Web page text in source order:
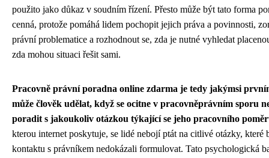
použito jako důkaz v soudním řízení. Přesto může být tato forma
cenná, protože pomáhá lidem pochopit jejich práva a povinnosti,
právní problematice a rozhodnout se, zda je nutné vyhledat
zda mohou situaci řešit sami.
Pracovně právní poradna online zdarma je tedy jakýmsi
může člověk udělat, když se ocitne v pracovněprávním sporu
poradit s jakoukoliv otázkou týkající se jeho pracovního
kterou internet poskytuje, se lidé nebojí ptát na citlivé otázky, které
kontaktu s právníkem nedokázali formulovat. Tato psychologická